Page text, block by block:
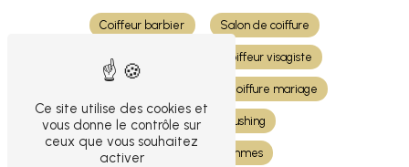
Coiffeur barbier Salon de coiffure
Coiffure cheveux Coiffeur visagiste
Coiffure mariage
Shampoing et brushing
Coiffeur pour femmes
Ce site utilise des cookies et
vous donne le contrôle sur
ceux que vous souhaitez
activer